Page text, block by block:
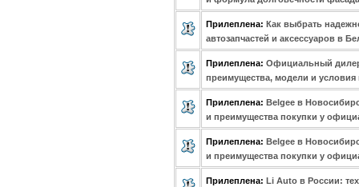
Прилеплена: Как выбрать
автозапчастей и аксессуаров в
Прилеплена: Официальный
преимущества, модели и условия
Прилеплена: Belgee в
и преимущества покупки у
Прилеплена: Belgee в
и преимущества покупки у
Прилеплена: Li Auto в России: